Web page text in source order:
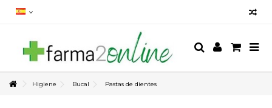
Higiene Bucal Pastas de dientes